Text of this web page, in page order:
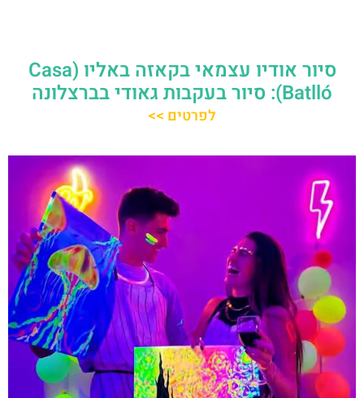
סיור אודיו עצמאי בקאזה באליו (Casa
Batlló): סיור בעקבות גאודי בברצלונה
לפרטים >>